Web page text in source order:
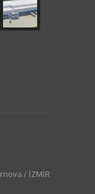
/ İZMİR